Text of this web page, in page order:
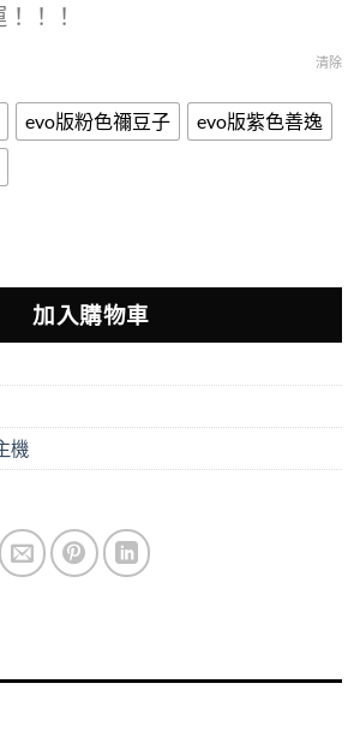
！！
evo版粉色禰豆子
evo版紫色善逸
清除
動漫聯名電子煙主機 一代電子煙桿 通
加入購物車
機